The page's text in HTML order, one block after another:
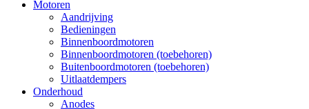
Motoren
Aandrijving
Bedieningen
Binnenboordmotoren
Binnenboordmotoren (toebehoren)
Buitenboordmotoren (toebehoren)
Uitlaatdempers
Onderhoud
Anodes